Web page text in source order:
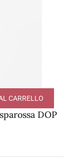
DOP
CARRELLO